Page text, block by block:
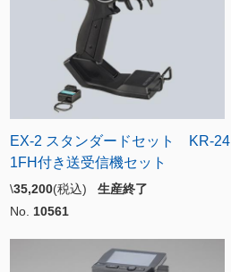
EX-2 スタンダードセット KR-24
1FH付き送受信機セット
\35,200(税込) 生産終了
No. 10561